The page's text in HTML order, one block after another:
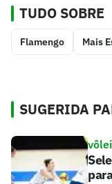
TUDO SOBRE
Flamengo Mais
SUGERIDA
vôlei